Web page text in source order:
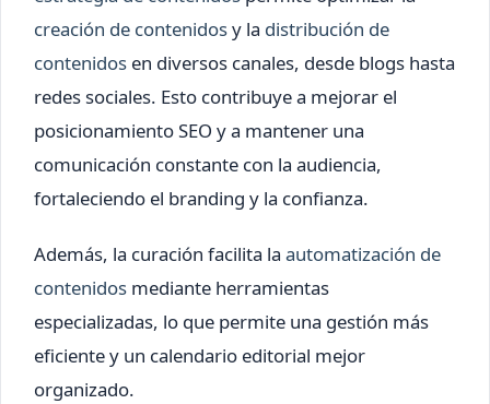
creación de contenidosy la distribución de
contenidos en diversos canales, desde blogs hasta
redes sociales. Esto contribuye a mejorar el
posicionamiento SEO y a mantener una
comunicación constante con la audiencia,
fortaleciendo el branding y la confianza.
Además, la curación facilita la automatización de
contenidos mediante herramientas
especializadas, lo que permite una gestión más
eficiente y un calendario editorial mejor
organizado.